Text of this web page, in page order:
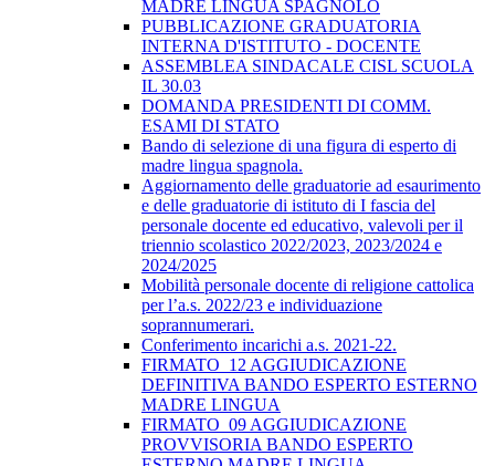
MADRE LINGUA SPAGNOLO
PUBBLICAZIONE GRADUATORIA
INTERNA D'ISTITUTO - DOCENTE
ASSEMBLEA SINDACALE CISL SCUOLA
IL 30.03
DOMANDA PRESIDENTI DI COMM.
ESAMI DI STATO
Bando di selezione di una figura di esperto di
madre lingua spagnola.
Aggiornamento delle graduatorie ad esaurimento
e delle graduatorie di istituto di I fascia del
personale docente ed educativo, valevoli per il
triennio scolastico 2022/2023, 2023/2024 e
2024/2025
Mobilità personale docente di religione cattolica
per l’a.s. 2022/23 e individuazione
soprannumerari.
Conferimento incarichi a.s. 2021-22.
FIRMATO_12 AGGIUDICAZIONE
DEFINITIVA BANDO ESPERTO ESTERNO
MADRE LINGUA
FIRMATO_09 AGGIUDICAZIONE
PROVVISORIA BANDO ESPERTO